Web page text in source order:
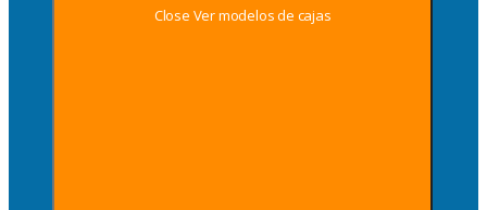
Close Ver modelos de cajas